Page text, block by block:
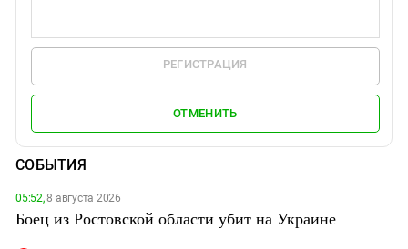
РЕГИСТРАЦИЯ
ОТМЕНИТЬ
СОБЫТИЯ
05:52,8 августа 2026
Боец из Ростовской области убит на Украине